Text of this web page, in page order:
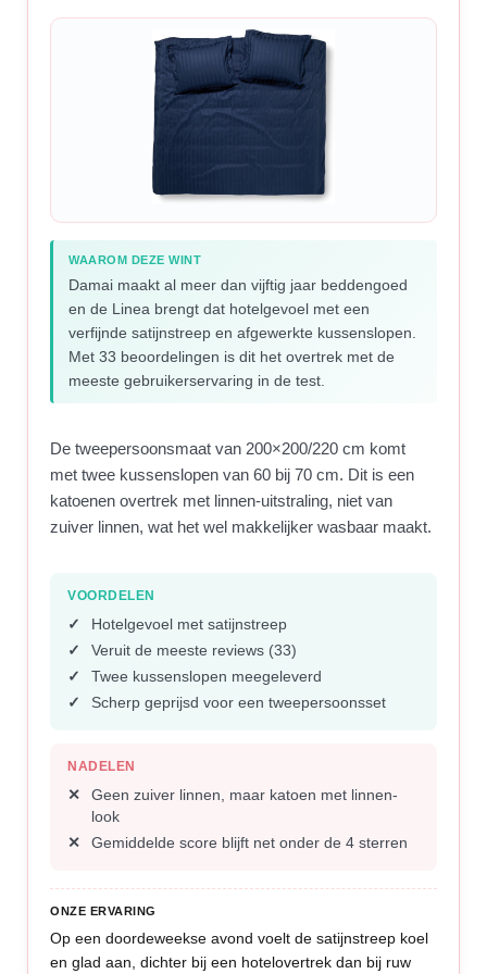
WAAROM DEZE WINT
Damai maakt al meer dan vijftig jaar beddengoed
en de Linea brengt dat hotelgevoel met een
verfijnde satijnstreep en afgewerkte kussenslopen.
Met 33 beoordelingen is dit het overtrek met de
meeste gebruikerservaring in de test.
De tweepersoonsmaat van 200×200/220 cm komt
met twee kussenslopen van 60 bij 70 cm. Dit is een
katoenen overtrek met linnen-uitstraling, niet van
zuiver linnen, wat het wel makkelijker wasbaar maakt.
VOORDELEN
Hotelgevoel met satijnstreep
Veruit de meeste reviews (33)
Twee kussenslopen meegeleverd
Scherp geprijsd voor een tweepersoonsset
NADELEN
Geen zuiver linnen, maar katoen met linnen-
look
Gemiddelde score blijft net onder de 4 sterren
ONZE ERVARING
Op een doordeweekse avond voelt de satijnstreep koel
en glad aan, dichter bij een hotelovertrek dan bij ruw